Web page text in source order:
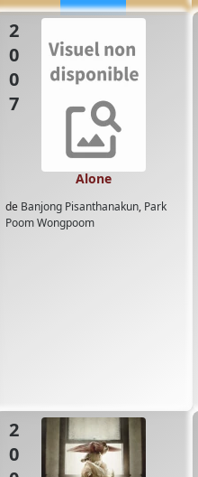
2007
de Banjong Pisanthanakun, Park
Poom Wongpoom
Alone